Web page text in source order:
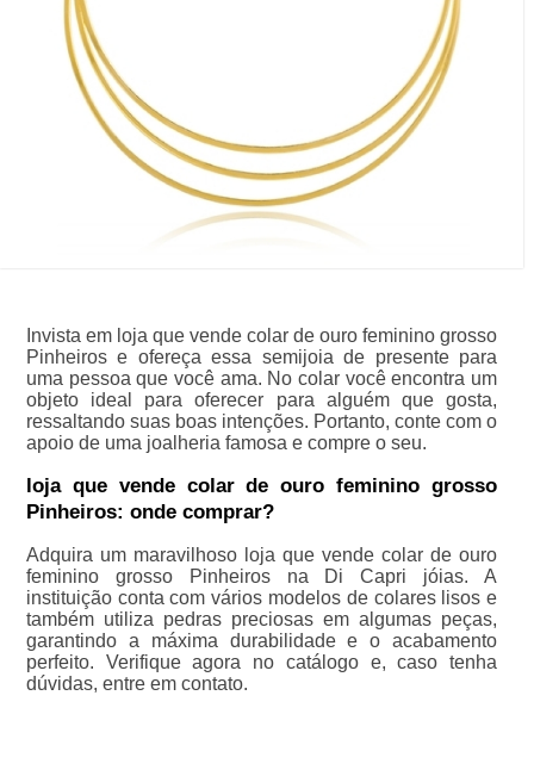
Invista em loja que vende colar de ouro feminino grosso
Pinheiros e ofereça essa semijoia de presente para
uma pessoa que você ama. No colar você encontra um
objeto ideal para oferecer para alguém que gosta,
ressaltando suas boas intenções. Portanto, conte com o
apoio de uma joalheria famosa e compre o seu.
loja que vende colar de ouro feminino grosso
Pinheiros: onde comprar?
Adquira um maravilhoso loja que vende colar de ouro
feminino grosso Pinheiros na Di Capri jóias. A
instituição conta com vários modelos de colares lisos e
também utiliza pedras preciosas em algumas peças,
garantindo a máxima durabilidade e o acabamento
perfeito. Verifique agora no catálogo e, caso tenha
dúvidas, entre em contato.